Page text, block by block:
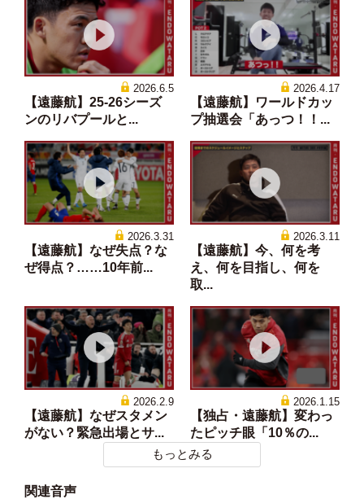
2026.6.5
【遠藤航】25-26シーズ
ンのリバプールと...
2026.4.17
【遠藤航】ワールドカッ
プ抽選会「あっつ！！...
2026.3.31
【遠藤航】なぜ失点？な
ぜ得点？……10年前...
2026.3.11
【遠藤航】今、何を考
え、何を目指し、何を
取...
2026.2.9
【遠藤航】なぜスタメン
がない？緊急出場とサ...
2026.1.15
【独占・遠藤航】変わっ
たピッチ眼「10％の...
もっとみる
関連音声